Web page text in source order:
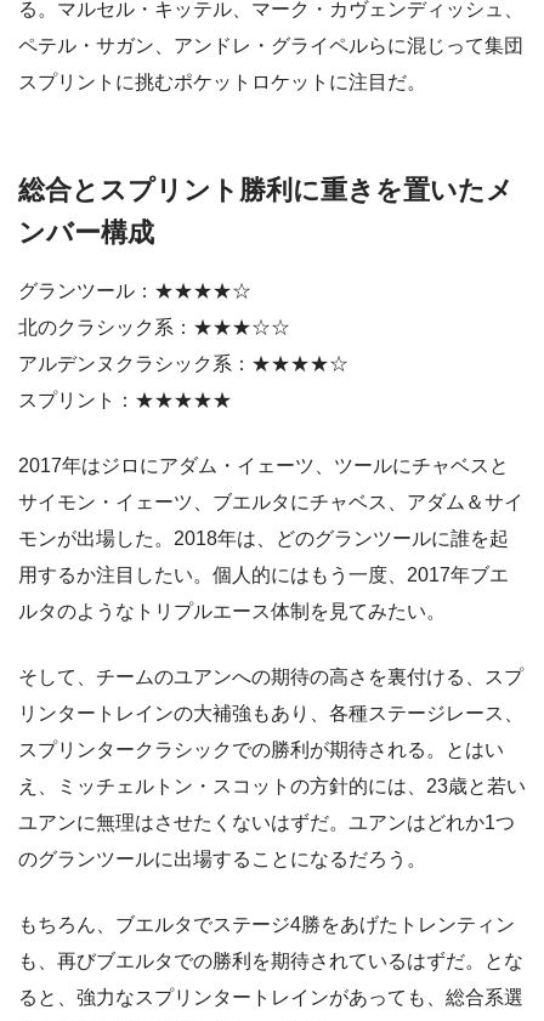
る。マルセル・キッテル、マーク・カヴェンディッシュ、
ペテル・サガン、アンドレ・グライペルらに混じって集団
スプリントに挑むポケットロケットに注目だ。
総合とスプリント勝利に重きを置いたメ
ンバー構成
グランツール：★★★★☆
北のクラシック系：★★★☆☆
アルデンヌクラシック系：★★★★☆
スプリント：★★★★★
2017年はジロにアダム・イェーツ、ツールにチャベスと
サイモン・イェーツ、ブエルタにチャベス、アダム＆サイ
モンが出場した。2018年は、どのグランツールに誰を起
用するか注目したい。個人的にはもう一度、2017年ブエ
ルタのようなトリプルエース体制を見てみたい。
そして、チームのユアンへの期待の高さを裏付ける、スプ
リンタートレインの大補強もあり、各種ステージレース、
スプリンタークラシックでの勝利が期待される。とはい
え、ミッチェルトン・スコットの方針的には、23歳と若い
ユアンに無理はさせたくないはずだ。ユアンはどれか1つ
のグランツールに出場することになるだろう。
もちろん、ブエルタでステージ4勝をあげたトレンティン
も、再びブエルタでの勝利を期待されているはずだ。とな
ると、強力なスプリンタートレインがあっても、総合系選